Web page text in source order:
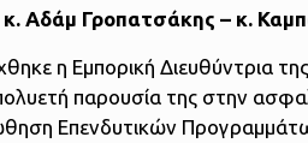
κ. Αδάμ Γροπατσάκης – κ.
η Εμπορική Διευθύντρια
παρουσία της στην
Επενδυτικών